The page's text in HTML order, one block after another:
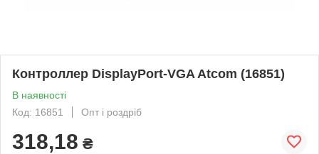
Контроллер DisplayPort-VGA Atcom (16851)
В наявності
Код: 16851
Опт і роздріб
318,18 ₴